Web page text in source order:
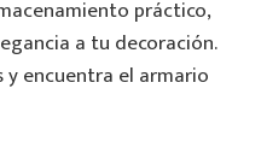
práctico,
a tu decoración.
y encuentra el armario